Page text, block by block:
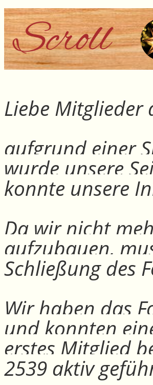
Liebe Mitglieder
aufgrund einer
wurde unsere
konnte unsere
Da wir nicht
aufzubauen,
Schließung des
Wir haben das
und konnten
erstes Mitglied
2539 aktiv